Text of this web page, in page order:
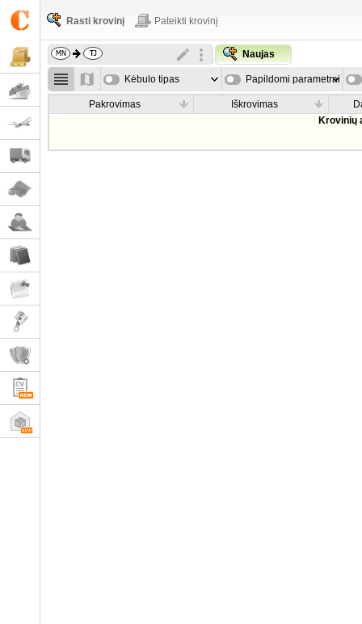
Rasti krovinį Pateikti krovinį
Naujas
Kėbulo tipas Papildomi parametrai
Pakrovimas Iškrovimas
Krovinių